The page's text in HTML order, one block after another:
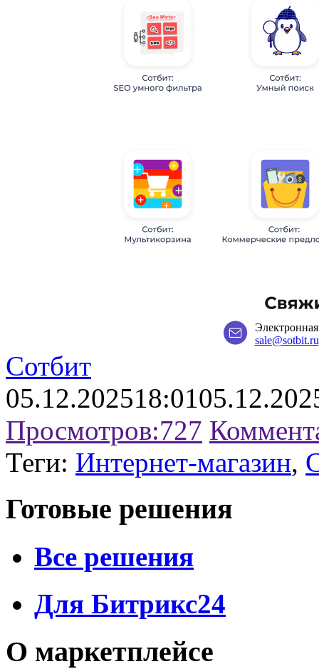
sale@sotbit.ru
Сотбит
05.12.202518:01
Просмотров:727
Теги: Интернет-магазин,
Готовые решения
Все решения
Для Битрикс24
О маркетплейсе